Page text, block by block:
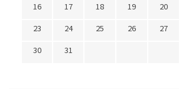
16
17 18 19 20
23
24 25 26 27
30
31